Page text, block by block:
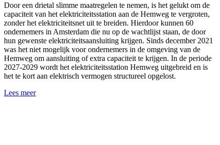
Door een drietal slimme maatregelen te nemen, is het gelukt om de
capaciteit van het elektriciteitsstation aan de Hemweg te vergroten,
zonder het elektriciteitsnet uit te breiden. Hierdoor kunnen 60
ondernemers in Amsterdam die nu op de wachtlijst staan, de door
hun gewenste elektriciteitsaansluiting krijgen. Sinds december 2021
was het niet mogelijk voor ondernemers in de omgeving van de
Hemweg om aansluiting of extra capaciteit te krijgen. In de periode
2027-2029 wordt het elektriciteitsstation Hemweg uitgebreid en is
het te kort aan elektrisch vermogen structureel opgelost.
Lees meer